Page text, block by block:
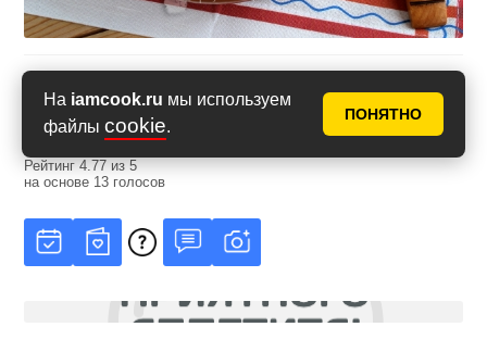
На iamcook.ru мы используем
файлы cookie.
ПОНЯТНО
Оценить рецепт
Рейтинг4.77из5
на основе 13 голосов